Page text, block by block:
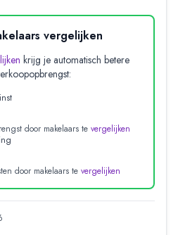
vergelijken
krijg je automatisch betere
door makelaars te vergelijken
door makelaars te vergelijken